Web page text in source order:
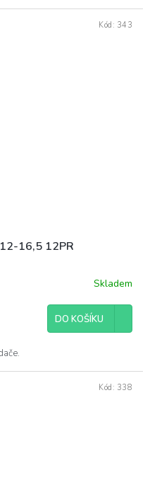
16,5 12PR
Skladem
DO KOŠÍKU
Kód: 343
Kód: 338